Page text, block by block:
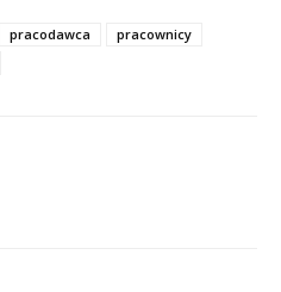
pracodawca
pracownicy